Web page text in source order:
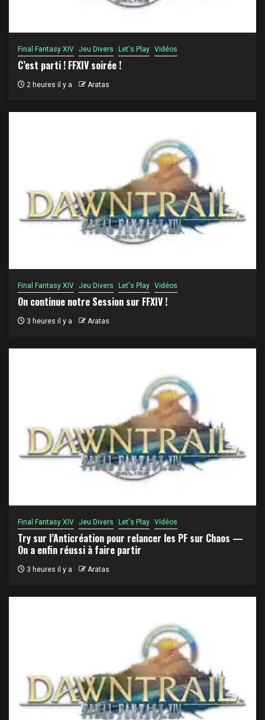
Final Fantasy XIV Jeu Divers Let's Play Vidéos
C’est parti ! FFXIV soirée !
2 heures il y a Aratas
Final Fantasy XIV Jeu Divers Let's Play Vidéos
On continue notre Session sur FFXIV !
3 heures il y a Aratas
Final Fantasy XIV Jeu Divers Let's Play Vidéos
Try sur l’Anticréation pour relancer les PF sur Chaos —
On a enfin réussi à faire partir
3 heures il y a Aratas